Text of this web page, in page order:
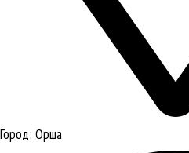
Город: Орша